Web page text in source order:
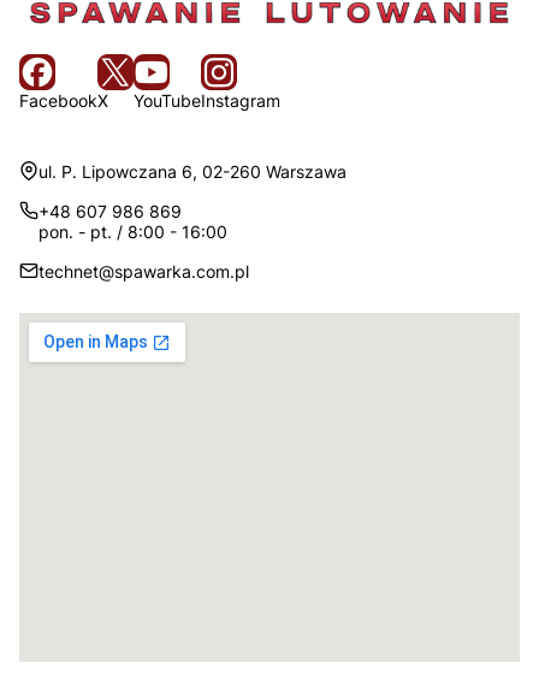
FacebookX YouTubeInstagram
Adres:
ul. P. Lipowczana 6, 02-260 Warszawa
+48 607 986 869
pon. - pt. / 8:00 - 16:00
technet@spawarka.com.pl